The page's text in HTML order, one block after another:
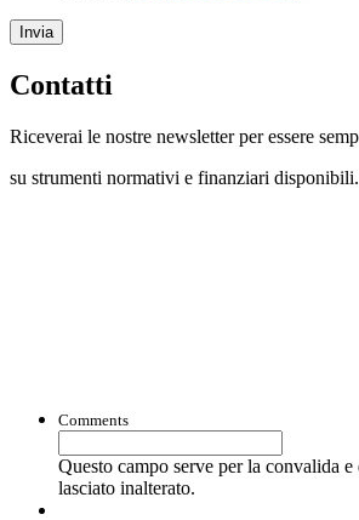
Invia
Contatti
Riceverai le nostre newsletter per essere
su strumenti normativi e finanziari disponibili.
Comments
Questo campo serve per la convalida e
lasciato inalterato.